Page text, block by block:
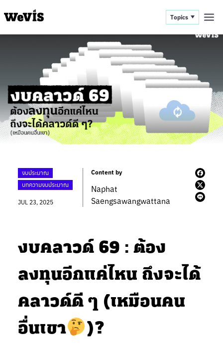
Topics
งบประมาณ
บทความงบประมาณ
JUL 23, 2025
Content by
Naphat
Saengsawangwattana
งบคลาวด์ 69 : ต้อง
ลงทุนอีกแค่ไหน ถึงจะได้
คลาวด์ดี ๆ (เหมือนคน
อื่นเขา
)?